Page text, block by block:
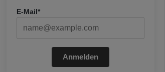
E-Mail*
Anmelden